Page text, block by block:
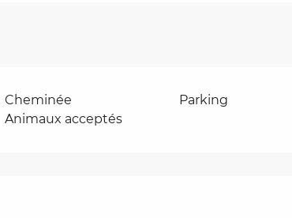
Cheminée
Parking
Animaux acceptés